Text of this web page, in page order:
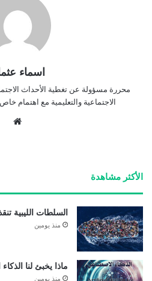
اسماء
محررة مسؤولة عن تغطية الأحداث
الاجتماعية والتعليمية مع اهتمام
الأكثر مشاهدة
السلطات الليبية تنقذ 29 مهاجرًا غير
منذ يومين
ماذا يخبئ لنا
منذ يومين